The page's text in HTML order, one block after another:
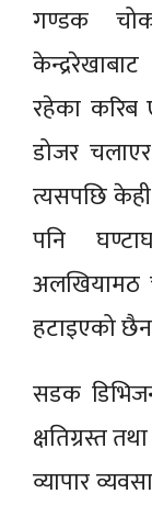
गण्डक
रहेका
डोजर
त्यसपछि
पनि
हटाइएको
सडक
क्षतिग्रस्त
व्यापार